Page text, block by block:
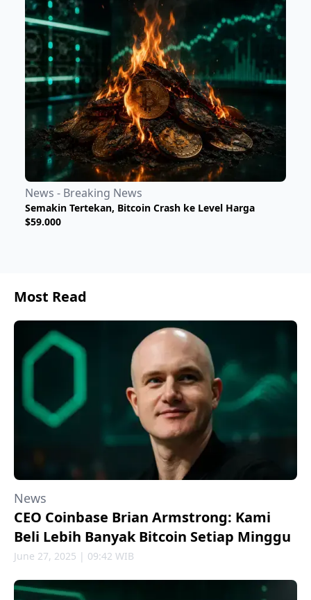
News - Breaking News
Semakin Tertekan, Bitcoin Crash ke Level Harga
$59.000
Most Read
News
CEO Coinbase Brian Armstrong: Kami
Beli Lebih Banyak Bitcoin Setiap Minggu
June 27, 2025 | 09:42 WIB